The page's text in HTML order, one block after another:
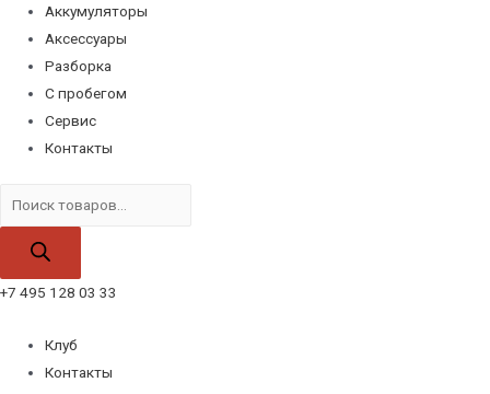
Аккумуляторы
Аксессуары
Разборка
С пробегом
Сервис
Контакты
товаров
+7 495 128 03 33
Клуб
Контакты